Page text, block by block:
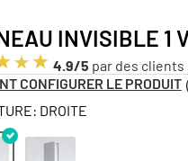
INVISIBLE 1
4.9/5 par des clients
CONFIGURER LE PRODUIT
DROITE